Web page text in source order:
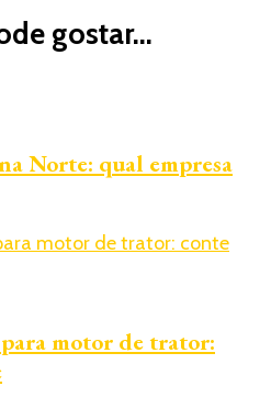
gostar...
Norte: qual empresa
motor de trator: